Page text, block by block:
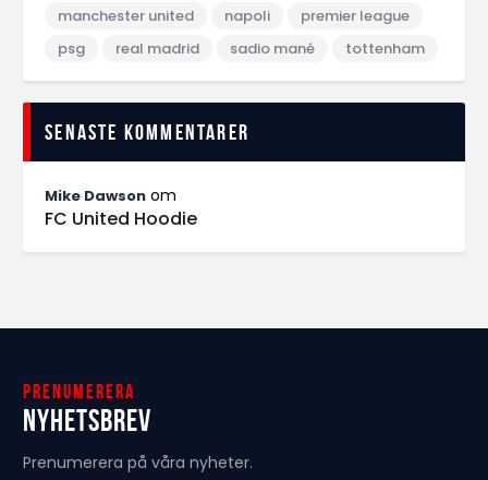
manchester united
napoli
premier league
psg
real madrid sadio mané tottenham
Senaste kommentarer
Mike Dawson om
FC United Hoodie
Prenumerera
Nyhetsbrev
Prenumerera på våra nyheter.